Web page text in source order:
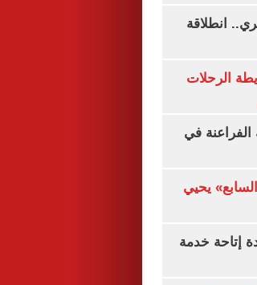
انطلاقة
الصعيد 2026.. خريطة الرحلات
في
يحيي
إتاحة خدمة